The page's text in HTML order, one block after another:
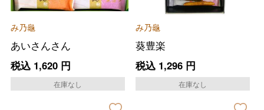
み乃龜
あいさんさん
税込 1,620円
在庫なし
み乃龜
葵豊楽
税込 1,296円
在庫なし